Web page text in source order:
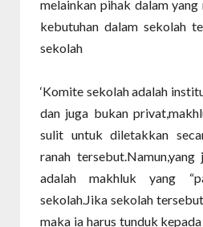
melainkan pihak dalam yang
kebutuhan dalam sekolah
sekolah
‘Komite sekolah adalah
dan juga bukan
sulit untuk diletakkan
ranah
adalah makhluk yang
sekolah.Jika sekolah
maka ia harus tunduk